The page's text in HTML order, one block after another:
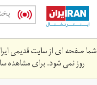
Skip
main
content
شما صفحه ای از سایت قدیمی
روز نمی شود. برای مشاهده